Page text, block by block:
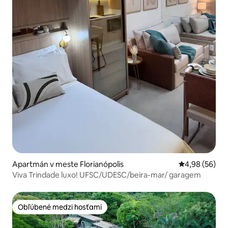
Apartmán v meste Florianópolis Priemerné
4,98 (56)
Viva Trindade luxo! UFSC/UDESC/beira-mar/ garagem
Obľúbené medzi hosťami
Obľúbené medzi hosťami